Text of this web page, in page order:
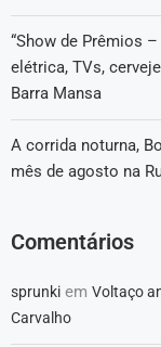
“Show de Prêmios
elétrica, TVs,
Barra Mansa
A corrida noturna,
mês de agosto na
Comentários
sprunki em Voltaço
Carvalho